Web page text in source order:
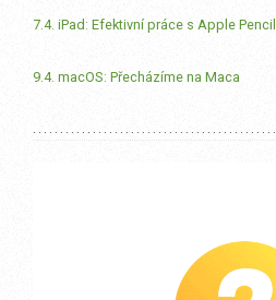
7.4. iPad: Efektivní práce s Apple Pencil
9.4. macOS: Přecházíme na Maca